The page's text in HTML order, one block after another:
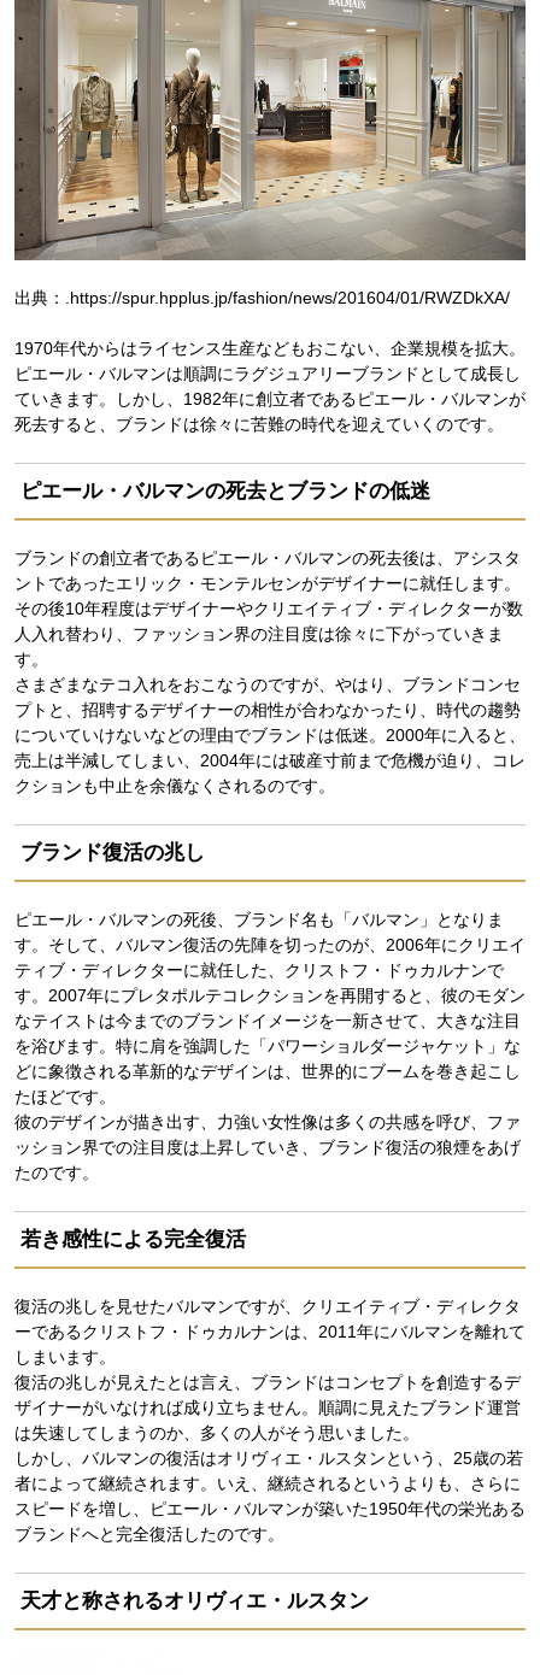
出典：.https://spur.hpplus.jp/fashion/news/201604/01/RWZDkXA/
1970年代からはライセンス生産などもおこない、企業規模を拡大。
ピエール・バルマンは順調にラグジュアリーブランドとして成長し
ていきます。しかし、1982年に創立者であるピエール・バルマンが
死去すると、ブランドは徐々に苦難の時代を迎えていくのです。
ピエール・バルマンの死去とブランドの低迷
ブランドの創立者であるピエール・バルマンの死去後は、アシスタ
ントであったエリック・モンテルセンがデザイナーに就任します。
その後10年程度はデザイナーやクリエイティブ・ディレクターが数
人入れ替わり、ファッション界の注目度は徐々に下がっていきま
す。
さまざまなテコ入れをおこなうのですが、やはり、ブランドコンセ
プトと、招聘するデザイナーの相性が合わなかったり、時代の趨勢
についていけないなどの理由でブランドは低迷。2000年に入ると、
売上は半減してしまい、2004年には破産寸前まで危機が迫り、コレ
クションも中止を余儀なくされるのです。
ブランド復活の兆し
ピエール・バルマンの死後、ブランド名も「バルマン」となりま
す。そして、バルマン復活の先陣を切ったのが、2006年にクリエイ
ティブ・ディレクターに就任した、クリストフ・ドゥカルナンで
す。2007年にプレタポルテコレクションを再開すると、彼のモダン
なテイストは今までのブランドイメージを一新させて、大きな注目
を浴びます。特に肩を強調した「パワーショルダージャケット」な
どに象徴される革新的なデザインは、世界的にブームを巻き起こし
たほどです。
彼のデザインが描き出す、力強い女性像は多くの共感を呼び、ファ
ッション界での注目度は上昇していき、ブランド復活の狼煙をあげ
たのです。
若き感性による完全復活
復活の兆しを見せたバルマンですが、クリエイティブ・ディレクタ
ーであるクリストフ・ドゥカルナンは、2011年にバルマンを離れて
しまいます。
復活の兆しが見えたとは言え、ブランドはコンセプトを創造するデ
ザイナーがいなければ成り立ちません。順調に見えたブランド運営
は失速してしまうのか、多くの人がそう思いました。
しかし、バルマンの復活はオリヴィエ・ルスタンという、25歳の若
者によって継続されます。いえ、継続されるというよりも、さらに
スピードを増し、ピエール・バルマンが築いた1950年代の栄光ある
ブランドへと完全復活したのです。
天才と称されるオリヴィエ・ルスタン